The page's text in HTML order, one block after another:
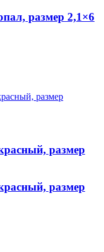
размер 2,1×6
размер
размер